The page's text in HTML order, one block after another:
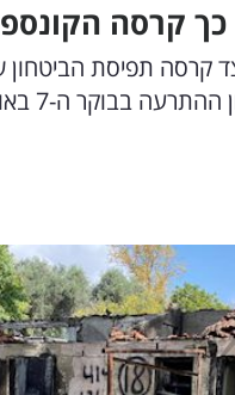
ה-7 באוקטובר ובוחן כיצד קרסה
בבוקר ה-7 באוקטובר"